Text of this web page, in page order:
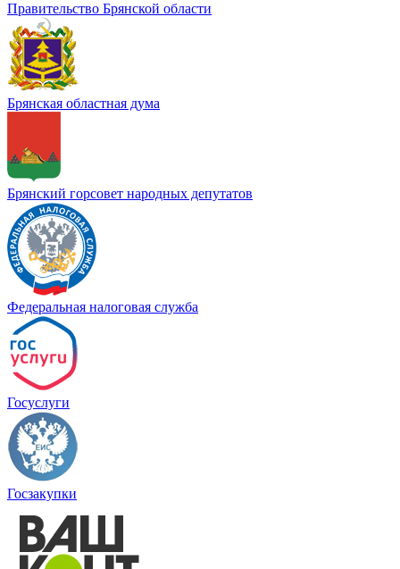
Правительство Брянской области
Брянская областная дума
Брянский горсовет народных депутатов
Федеральная налоговая служба
Госуслуги
Госзакупки